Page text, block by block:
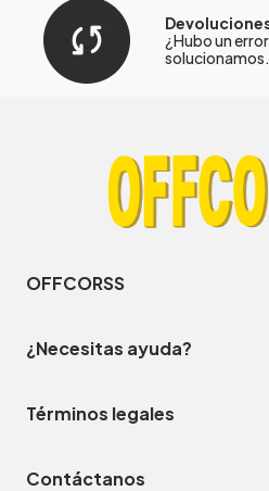
¿Hubo un
solucionamos.
OFFCORSS
¿Necesitas ayuda?
Términos legales
Contáctanos